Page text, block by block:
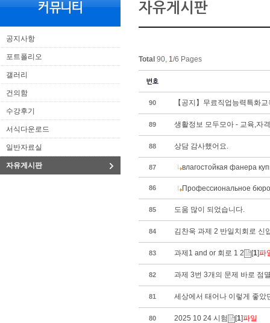
내
메
공지사항
포트폴리오
갤러리
건의함
수강후기
서식다운로드
일반자료실
자유게시판
자유게시판
Total 90, 1/6 Pages
90 【공지】무료직업능력특화
89 생활정보 모두모아 - 교육,자
88 상담 감사했어요.
87 влагостойкая фанера
86 Профессиональное
85 도움 많이 되었습니다.
84 김찬욱 과제 2 반일치회로 신
83 과제1 and or 회로 1 2 [1]파
82 과제 3번 3개의 문제 바로 점
81 세상에서 태어나 이렇게 좋았
80 2025 10 24 시험 [1]파일